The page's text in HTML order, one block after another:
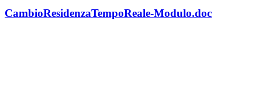
CambioResidenzaTempoReale-Modulo.doc